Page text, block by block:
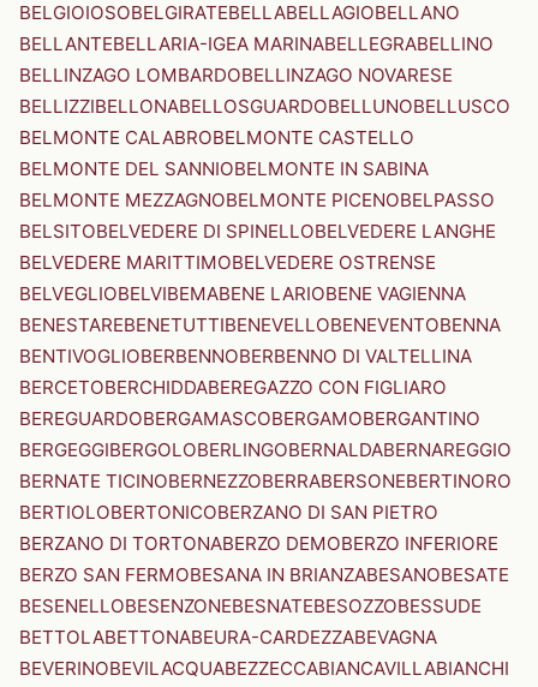
BELGIOIOSOBELGIRATEBELLABELLAGIOBELLANO
BELLANTEBELLARIA-IGEA MARINABELLEGRABELLINO
BELLINZAGO LOMBARDOBELLINZAGO NOVARESE
BELLIZZIBELLONABELLOSGUARDOBELLUNOBELLUSCO
BELMONTE CALABROBELMONTE CASTELLO
BELMONTE DEL SANNIOBELMONTE IN SABINA
BELMONTE MEZZAGNOBELMONTE PICENOBELPASSO
BELSITOBELVEDERE DI SPINELLOBELVEDERE LANGHE
BELVEDERE MARITTIMOBELVEDERE OSTRENSE
BELVEGLIOBELVIBEMABENE LARIOBENE VAGIENNA
BENESTAREBENETUTTIBENEVELLOBENEVENTOBENNA
BENTIVOGLIOBERBENNOBERBENNO DI VALTELLINA
BERCETOBERCHIDDABEREGAZZO CON FIGLIARO
BEREGUARDOBERGAMASCOBERGAMOBERGANTINO
BERGEGGIBERGOLOBERLINGOBERNALDABERNAREGGIO
BERNATE TICINOBERNEZZOBERRABERSONEBERTINORO
BERTIOLOBERTONICOBERZANO DI SAN PIETRO
BERZANO DI TORTONABERZO DEMOBERZO INFERIORE
BERZO SAN FERMOBESANA IN BRIANZABESANOBESATE
BESENELLOBESENZONEBESNATEBESOZZOBESSUDE
BETTOLABETTONABEURA-CARDEZZABEVAGNA
BEVERINOBEVILACQUABEZZECCABIANCAVILLABIANCHI